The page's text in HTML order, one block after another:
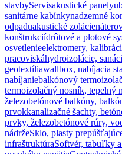
stavbyServisakustické panely
sanitárne kabínkynadzemné
odpaduakustické zolácie
konštrukciídrôtové a plotové
osvetlenieelektromery,
pracoviskáhydroizolácie,
geotextíliawallbox, nabíjacia
nabíjaniebalkónový
termoizolačný nosník, tepelný
železobetónové balkóny,
prvokkanalizačné šachty,
prvky, železobetónové rúry,
nádržeSklo, plasty
infraštruktúraSoftvér, tabuľky